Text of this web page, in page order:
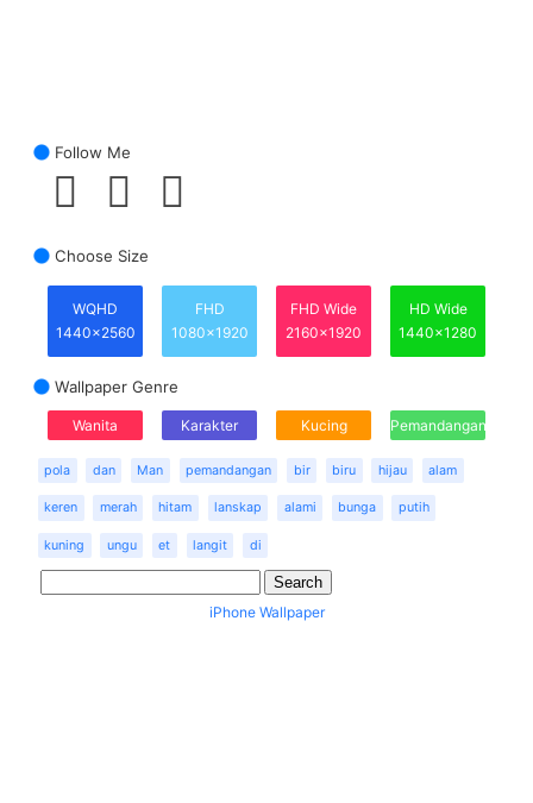
Follow Me
Choose Size
WQHD
1440x2560
FHD
1080x1920
FHD Wide
2160x1920
HD Wide
1440x1280
Wallpaper Genre
Wanita Karakter Kucing Pemandangan
pola dan Man pemandangan bir biru hijau alam
keren merah hitam lanskap alami bunga putih
kuning ungu et langit di
iPhone Wallpaper